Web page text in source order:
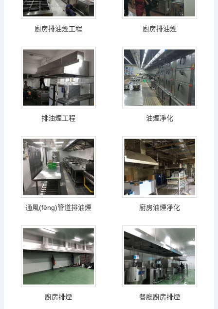
廚房排油煙工程 廚房排油煙
排油煙工程 油煙凈化
通風(fēng)管道排油煙 廚房油煙凈化
廚房排煙 餐廳廚房排煙